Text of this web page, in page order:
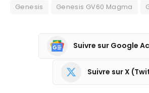
Genesis Genesis GV60 Magma
Suivre sur Google
Suivre sur X